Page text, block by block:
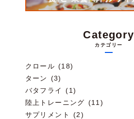
Category
カテゴリー
クロール (18)
ターン (3)
バタフライ (1)
陸上トレーニング (11)
サプリメント (2)